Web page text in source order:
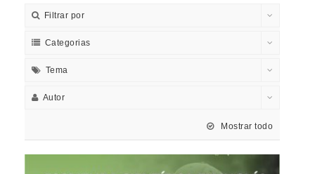
Filtrar por
Categorias
Tema
Autor
Mostrar todo